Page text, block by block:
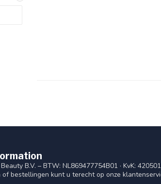
B.V. – BTW: NL869477754B01 · KvK:
bestellingen kunt u terecht op onze